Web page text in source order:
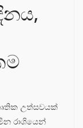
උත්සවයක්
රාශියෙන්